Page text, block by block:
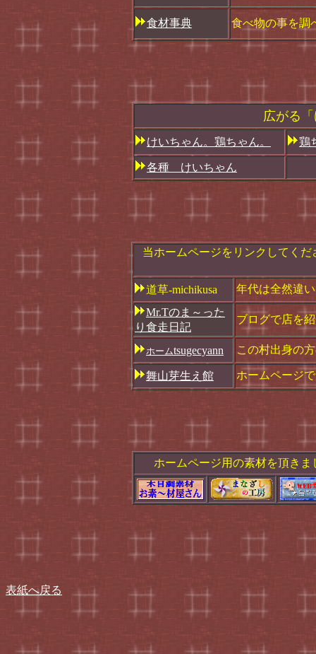
食材事典 食べ物の事を調
広がる
けいちゃん。鶏ちゃん。 鶏
各種 けいちゃん
当ホームページをリンクしてく
道草-michikusa
年代は全然違
Mr.Tのま～った
り食走日記
ブログで店を
ホームtsugecyann この村出身の
舞山芽生え館 ホームページ
ホームページ用の素材を頂き
表紙へ戻る